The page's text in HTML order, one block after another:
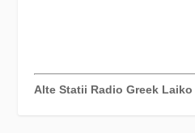
Alte Statii Radio Greek Laiko